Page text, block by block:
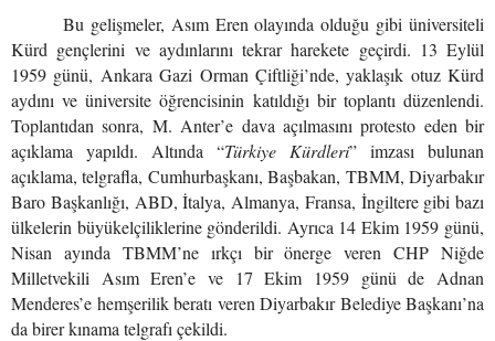
Bu gelişmeler, Asım Eren olayında olduğu gibi üniversiteli
Kürd gençlerini ve aydınlarını tekrar harekete geçirdi. 13 Eylül
1959 günü, Ankara Gazi Orman Çiftliği’nde, yaklaşık otuz Kürd
aydını ve üniversite öğrencisinin katıldığı bir toplantı düzenlendi.
Toplantıdan sonra, M. Anter’e dava açılmasını protesto eden bir
açıklama yapıldı. Altında “Türkiye Kürdleri” imzası bulunan
açıklama, telgrafla, Cumhurbaşkanı, Başbakan, TBMM, Diyarbakır
Baro Başkanlığı, ABD, İtalya, Almanya, Fransa, İngiltere gibi bazı
ülkelerin büyükelçiliklerine gönderildi. Ayrıca 14 Ekim 1959 günü,
Nisan ayında TBMM’ne ırkçı bir önerge veren CHP Niğde
Milletvekili Asım Eren’e ve 17 Ekim 1959 günü de Adnan
Menderes’e hemşerilik beratı veren Diyarbakır Belediye Başkanı’na
da birer kınama telgrafı çekildi.